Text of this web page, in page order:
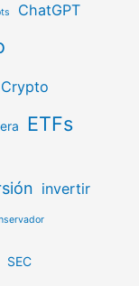
ChatGPT
Crypto
ETFs
invertir
SEC